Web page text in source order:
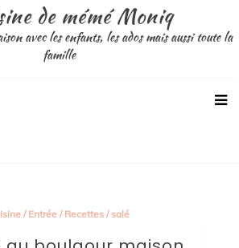
de mémé Moniq
avec les enfants, les ados mais aussi toute la
famille
/ Entrée/ Recettes/ salé